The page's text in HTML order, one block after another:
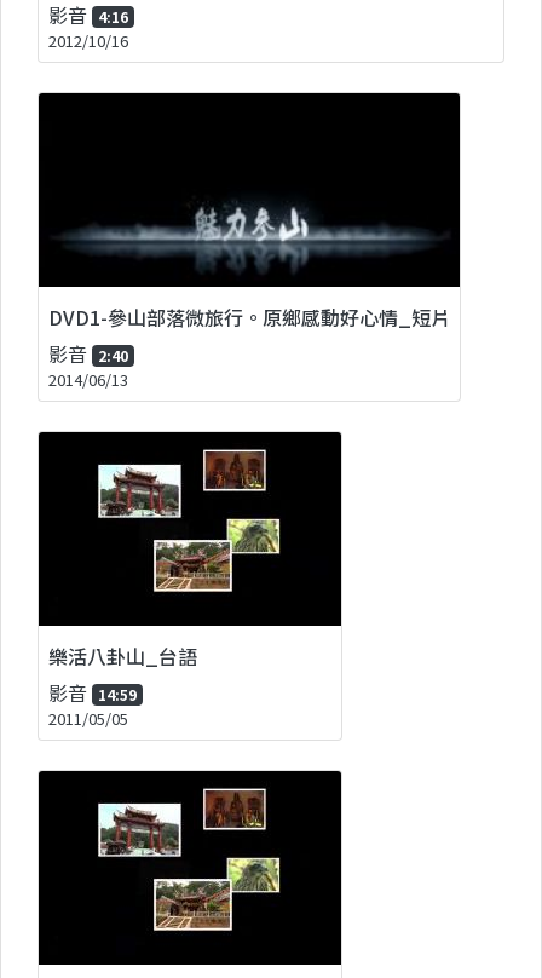
影音 4:16
2012/10/16
DVD1-參山部落微旅行。原鄉感動好心情_短片
影音 2:40
2014/06/13
樂活八卦山_台語
影音 14:59
2011/05/05